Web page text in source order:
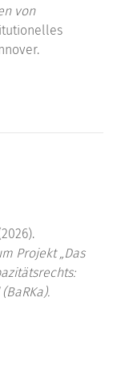
von
Projekt „Das